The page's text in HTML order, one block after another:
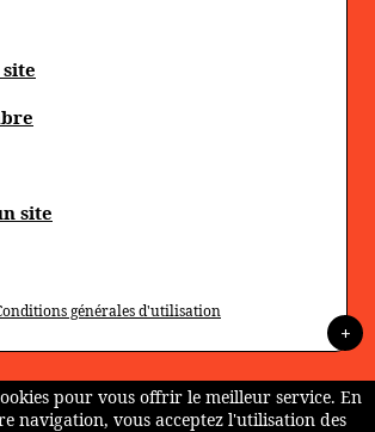
site
générales d'utilisation
+
pour vous offrir le meilleur service. En
navigation, vous acceptez l'utilisation des